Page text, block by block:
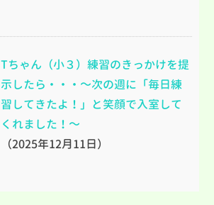
Tちゃん（小３）練習のきっかけを提
示したら・・・～次の週に「毎日練
習してきたよ！」と笑顔で入室して
くれました！～
（2025年12月11日）